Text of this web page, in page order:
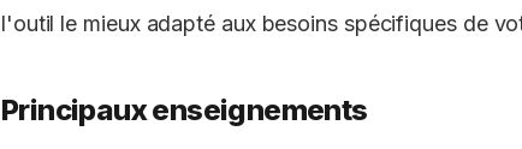
l'outil le mieux adapté aux besoins spécifiques de
Principaux enseignements